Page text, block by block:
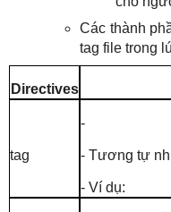
Các thành
tag file trong
Directives
tag
-
- Tương tự
- Ví dụ: